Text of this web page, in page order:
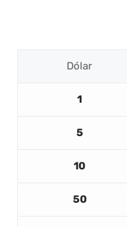
Dólar
1
5
10
50